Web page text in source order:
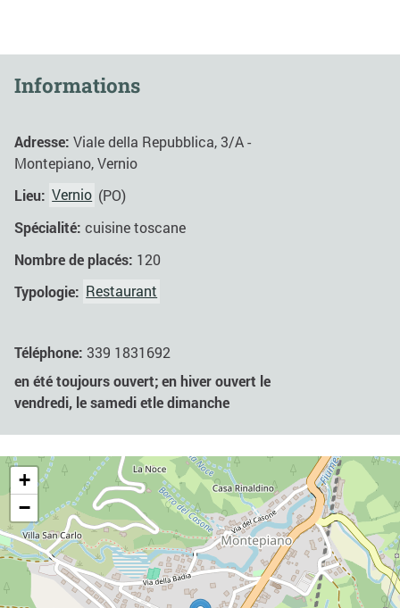
Informations
Adresse: Viale della Repubblica, 3/A -
Montepiano, Vernio
Lieu: Vernio (PO)
Spécialité: cuisine toscane
Nombre de placés: 120
Typologie: Restaurant
Téléphone: 339 1831692
en été toujours ouvert; en hiver ouvert le
vendredi, le samedi etle dimanche
+
−